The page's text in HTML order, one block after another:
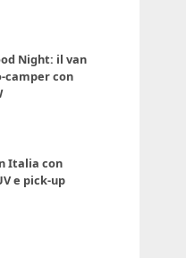
Night: il van
con
Italia con
e pick-up